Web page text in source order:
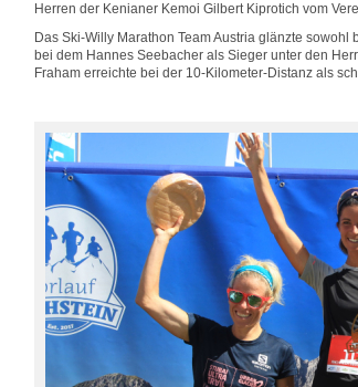
Herren der Kenianer Kemoi Gilbert Kiprotich vom
Das Ski-Willy Marathon Team Austria glänzte
bei dem Hannes Seebacher als Sieger unter den
Fraham erreichte bei der 10-Kilometer-Distanz als